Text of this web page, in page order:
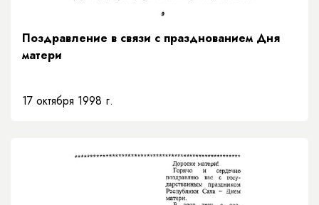
Поздравление в связи с празднованием Дня
матери
17 октября 1998 г.